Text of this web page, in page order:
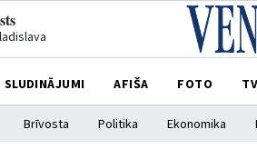
SLUDINĀJUMI AFIŠA FOTO TV
Brīvosta Politika Ekonomika